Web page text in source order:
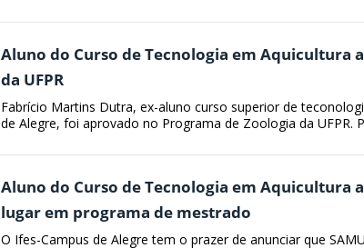
Aluno do Curso de Tecnologia em Aquicultura
da UFPR
Fabrício Martins Dutra, ex-aluno curso superior de
de Alegre, foi aprovado no Programa de Zoologia da UFPR.
Aluno do Curso de Tecnologia em Aquicultura
lugar em programa de mestrado
O Ifes-Campus de Alegre tem o prazer de anunciar que